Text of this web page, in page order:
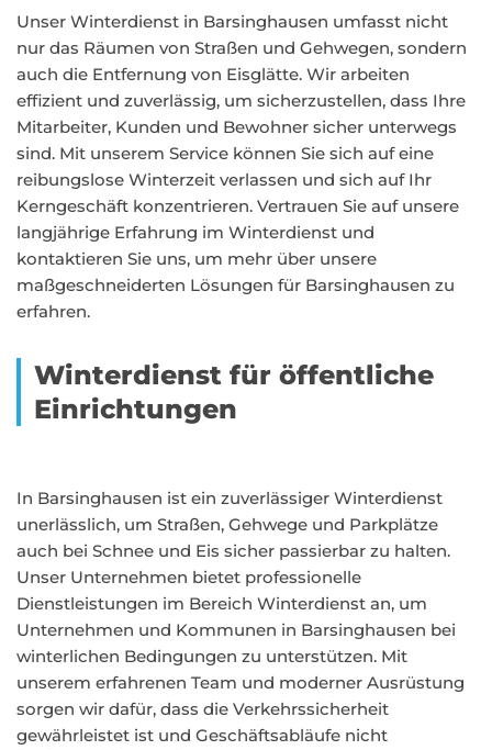
Unser Winterdienst in Barsinghausen umfasst nicht
nur das Räumen von Straßen und Gehwegen, sondern
auch die Entfernung von Eisglätte. Wir arbeiten
effizient und zuverlässig, um sicherzustellen, dass Ihre
Mitarbeiter, Kunden und Bewohner sicher unterwegs
sind. Mit unserem Service können Sie sich auf eine
reibungslose Winterzeit verlassen und sich auf Ihr
Kerngeschäft konzentrieren. Vertrauen Sie auf unsere
langjährige Erfahrung im Winterdienst und
kontaktieren Sie uns, um mehr über unsere
maßgeschneiderten Lösungen für Barsinghausen zu
erfahren.
Winterdienst für öffentliche
Einrichtungen
In Barsinghausen ist ein zuverlässiger Winterdienst
unerlässlich, um Straßen, Gehwege und Parkplätze
auch bei Schnee und Eis sicher passierbar zu halten.
Unser Unternehmen bietet professionelle
Dienstleistungen im Bereich Winterdienst an, um
Unternehmen und Kommunen in Barsinghausen bei
winterlichen Bedingungen zu unterstützen. Mit
unserem erfahrenen Team und moderner Ausrüstung
sorgen wir dafür, dass die Verkehrssicherheit
gewährleistet ist und Geschäftsabläufe nicht